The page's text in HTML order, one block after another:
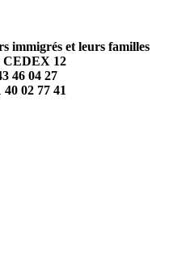
immigrés et leurs familles
CEDEX 12
46 04 27
02 77 41